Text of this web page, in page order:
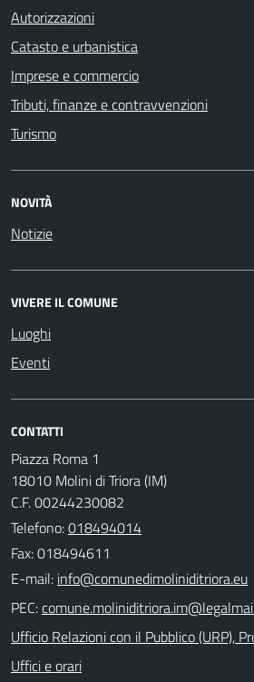
Autorizzazioni
Catasto e urbanistica
Imprese e commercio
Tributi, finanze e contravvenzioni
Turismo
NOVITÀ
Notizie
VIVERE IL COMUNE
Luoghi
Eventi
CONTATTI
Piazza Roma 1
18010 Molini di Triora (IM)
C.F. 00244230082
Telefono:018494014
Fax: 018494611
E-mail:
PEC:
Ufficio Relazioni con il Pubblico (URP),
Uffici e orari